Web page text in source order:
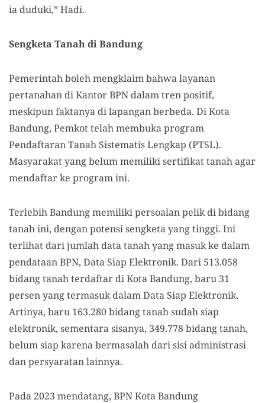
ia duduki,” Hadi.
Sengketa Tanah di Bandung
Pemerintah boleh mengklaim bahwa layanan
pertanahan di Kantor BPN dalam tren positif,
meskipun faktanya di lapangan berbeda. Di Kota
Bandung, Pemkot telah membuka program
Pendaftaran Tanah Sistematis Lengkap (PTSL).
Masyarakat yang belum memiliki sertifikat tanah agar
mendaftar ke program ini.
Terlebih Bandung memiliki persoalan pelik di bidang
tanah ini, dengan potensi sengketa yang tinggi. Ini
terlihat dari jumlah data tanah yang masuk ke dalam
pendataan BPN, Data Siap Elektronik. Dari 513.058
bidang tanah terdaftar di Kota Bandung, baru 31
persen yang termasuk dalam Data Siap Elektronik.
Artinya, baru 163.280 bidang tanah sudah siap
elektronik, sementara sisanya, 349.778 bidang tanah,
belum siap karena bermasalah dari sisi administrasi
dan persyaratan lainnya.
Pada 2023 mendatang, BPN Kota Bandung